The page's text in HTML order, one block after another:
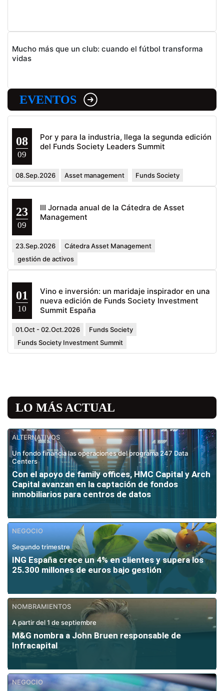
Mucho más que un club: cuando el fútbol transforma
vidas
EVENTOS
08
09
Por y para la industria, llega la segunda edición
del Funds Society Leaders Summit
08.Sep.2026 Asset management Funds Society
23
09
III Jornada anual de la Cátedra de Asset
Management
23.Sep.2026
Cátedra Asset Management
gestión de activos
01
10
Vino e inversión: un maridaje inspirador en una
nueva edición de Funds Society Investment
Summit España
01.Oct - 02.Oct.2026
Funds Society
Funds Society Investment Summit
LO MÁS ACTUAL
ALTERNATIVOS
Un fondo financia las operaciones del programa 247 Data
Centers
Con el apoyo de family offices, HMC Capital y Arch
Capital avanzan en la captación de fondos
inmobiliarios para centros de datos
NEGOCIO
Segundo trimestre
ING España crece un 4% en clientes y supera los
25.300 millones de euros bajo gestión
NOMBRAMIENTOS
A partir del 1 de septiembre
M&G nombra a John Bruen responsable de
Infracapital
NEGOCIO